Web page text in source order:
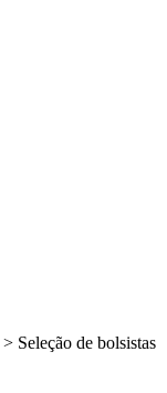
> Seleção de bolsistas